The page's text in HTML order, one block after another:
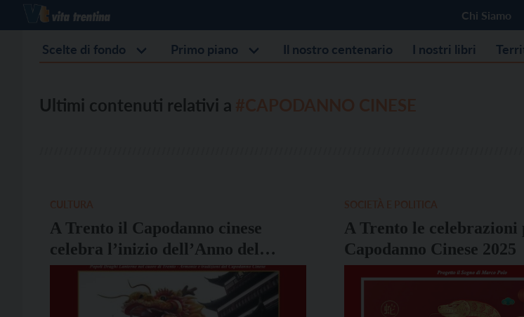
Chi Siamo
Scelte di fondo Primo piano Il nostro centenario I nostri libri
Ultimi contenuti relativi a
A Trento il Capodanno cinese
celebra l’inizio dell’Anno del
Cavallo di Fuoco
A Trento le celebrazioni
Capodanno Cinese 2025